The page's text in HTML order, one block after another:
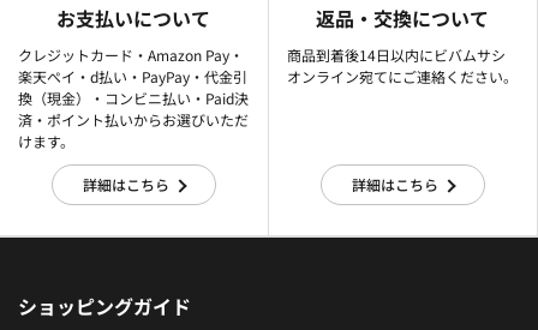
お支払いについて
クレジットカード・Amazon Pay・
楽天ぺイ・d払い・PayPay・代金引
換（現金）・コンビニ払い・Paid決
済・ポイント払いからお選びいただ
けます。
詳細はこちら
返品・交換について
商品到着後14日以内にビバムサシ
オンライン宛てにご連絡ください。
詳細はこちら
ショッピングガイド